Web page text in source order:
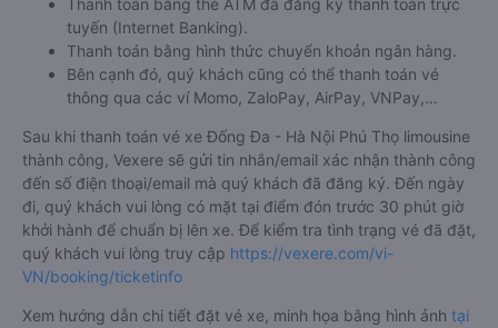
Thanh toán bằng thẻ ATM đã đăng ký thanh toán trực
tuyến (Internet Banking).
Thanh toán bằng hình thức chuyển khoản ngân hàng.
Bên cạnh đó, quý khách cũng có thể thanh toán vé
thông qua các ví Momo, ZaloPay, AirPay, VNPay,…
Sau khi thanh toán vé xe Đống Đa - Hà Nội Phú Thọ limousine
thành công, Vexere sẽ gửi tin nhắn/email xác nhận thành công
đến số điện thoại/email mà quý khách đã đăng ký. Đến ngày
đi, quý khách vui lòng có mặt tại điểm đón trước 30 phút giờ
khởi hành để chuẩn bị lên xe. Để kiểm tra tình trạng vé đã đặt,
quý khách vui lòng truy cập https://vexere.com/vi-
VN/booking/ticketinfo
Xem hướng dẫn chi tiết đặt vé xe, minh họa bằng hình ảnh tại